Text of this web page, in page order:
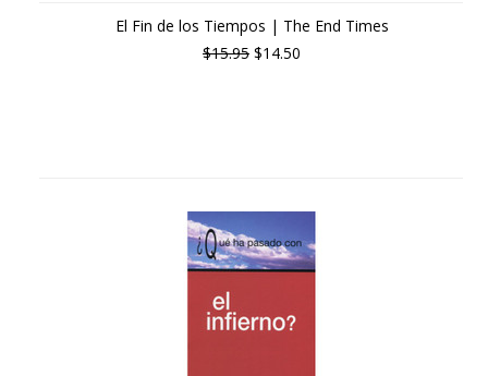
El Fin de los Tiempos | The End Times
$15.95 $14.50